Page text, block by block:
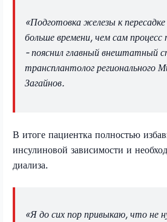
«Подготовка железы к
больше времени, чем сам
- пояснил главный внештатный
трансплантолог регионального
Загайнов.
В итоге пациентка полностью
инсулиновой зависимости и
диализа.
«Я до сих пор привыкаю, что не